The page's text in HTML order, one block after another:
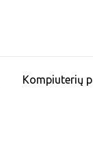
Kompiuterių